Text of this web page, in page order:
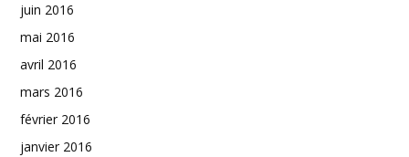
juin 2016
mai 2016
avril 2016
mars 2016
février 2016
janvier 2016